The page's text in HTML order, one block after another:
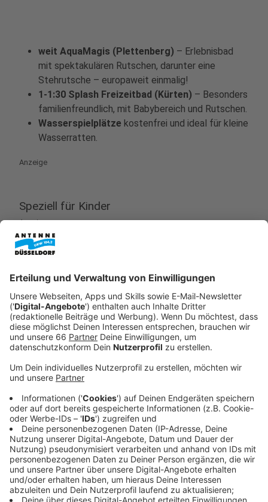
weit AquaMagis (Plettenberg) – Erlebnisbad
mit spektakulären Rutschen, darunter eine
Stehrutsche – europaweit einmalig!
1-1:30 Splash Freizeitbad (Kürten) – Besonders
familienfreundlich, mit Babybereich und Rutschen.
Wasserspielplätze kostenfrei und ideal für kleine
Wasserratten.
Anzeige
Speziell für Kinder
Anzeige
4. Spannende Museen & Mitmach-Orte
Anzeige
Museen in NRW müssen nicht langweilig sein – im
Gegenteil:
? Landschaftspark Duisburg-Nord
Industriekultur hautnah erleben – mit Kletterrouten in
alten Hochöfen und Lichtinstallationen bei Nacht.